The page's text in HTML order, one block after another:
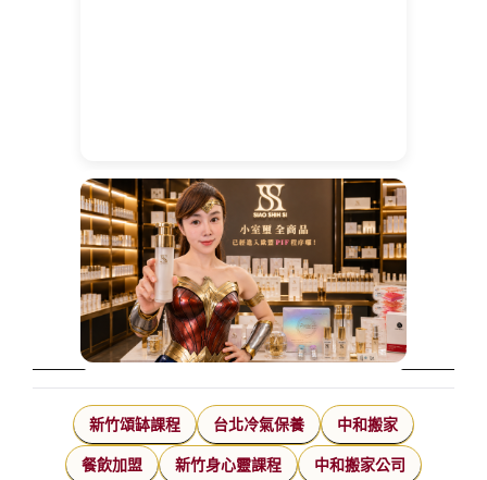
新竹頌缽課程 台北冷氣保養 中和搬家
餐飲加盟 新竹身心靈課程 中和搬家公司